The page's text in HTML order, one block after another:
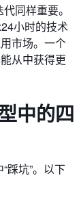
同样重要。
小时的技术
市场。一个
从中获得更
中的四
踩坑”。以下